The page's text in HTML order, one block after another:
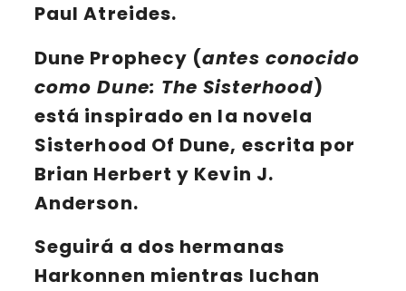
Paul Atreides.
Dune Prophecy (antes conocido
como Dune: The Sisterhood)
está inspirado en la novela
Sisterhood Of Dune, escrita por
Brian Herbert y Kevin J.
Anderson.
Seguirá a dos hermanas
Harkonnen mientras luchan